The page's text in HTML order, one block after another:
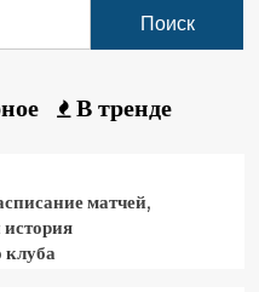
В тренде
матчей,
клуба